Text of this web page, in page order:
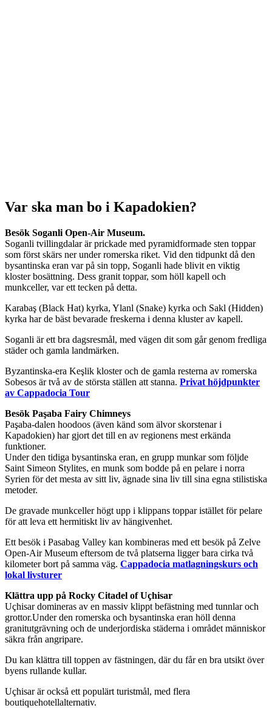
Var ska man bo i Kapadokien?
Besök Soganli Open-Air Museum.
Soganli tvillingdalar är prickade med pyramidformade sten toppar
som först skärs ner under romerska riket. Vid den tidpunkt då den
bysantinska eran var på sin topp, Soganli hade blivit en viktig
kloster bosättning. Dess granit toppar, som höll kapell och
munkceller, var ett tecken på detta.
Karabaş (Black Hat) kyrka, Ylanl (Snake) kyrka och Sakl (Hidden)
kyrka har de bäst bevarade freskerna i denna kluster av kapell.
Soganli är ett bra dagsresmål, med vägen dit som går genom fredliga
städer och gamla landmärken.
Byzantinska-era Keşlik kloster och de gamla resterna av romerska
Sobesos är två av de största ställen att stanna. Privat höjdpunkter
av Cappadocia Tour
Besök Paşaba Fairy Chimneys
Paşaba-dalen hoodoos (även känd som älvor skorstenar i
Kapadokien) har gjort det till en av regionens mest erkända
funktioner.
Under den tidiga bysantinska eran, en grupp munkar som följde
Saint Simeon Stylites, en munk som bodde på en pelare i norra
Syrien för det mesta av sitt liv, ägnade sina liv till sina egna stilistiska
metoder.
De gravade munkceller högt upp i klippans toppar istället för pelare
för att leva ett hermitiskt liv av hängivenhet.
Ett besök i Pasabag Valley kan kombineras med ett besök på Zelve
Open-Air Museum eftersom de två platserna ligger bara cirka två
kilometer bort på samma väg. Cappadocia matlagningskurs och
lokal livsturer
Klättra upp på Rocky Citadel of Uçhisar
Uçhisar domineras av en massiv klippt befästning med tunnlar och
grottor.Under den romerska och bysantinska eran höll denna
granitutgrävning och de underjordiska städerna i området människor
säkra från angripare.
Du kan klättra till toppen av fästningen, där du får en bra utsikt över
byens rullande kullar.
Uçhisar är också ett populärt turistmål, med flera
boutiquehotellalternativ.